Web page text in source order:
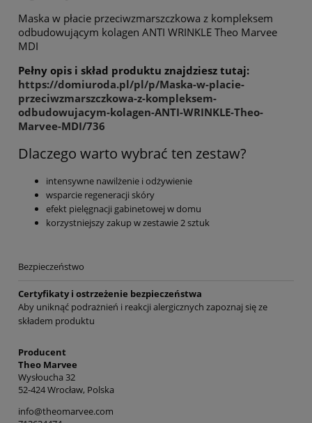
Maska w płacie przeciwzmarszczkowa z kompleksem
odbudowującym kolagen ANTI WRINKLE Theo Marvee
MDI
Pełny opis i skład produktu znajdziesz tutaj:
https://domiuroda.pl/pl/p/Maska-w-placie-
przeciwzmarszczkowa-z-kompleksem-
odbudowujacym-kolagen-ANTI-WRINKLE-Theo-
Marvee-MDI/736
Dlaczego warto wybrać ten zestaw?
intensywne nawilżenie i odżywienie
wsparcie regeneracji skóry
efekt pielęgnacji gabinetowej w domu
korzystniejszy zakup w zestawie 2 sztuk
Bezpieczeństwo
Certyfikaty i ostrzeżenie bezpieczeństwa
Aby uniknąć podrażnień i reakcji alergicznych zapoznaj się ze
składem produktu
Producent
Theo Marvee
Wysłoucha 32
52-424 Wrocław, Polska
info@theomarvee.com